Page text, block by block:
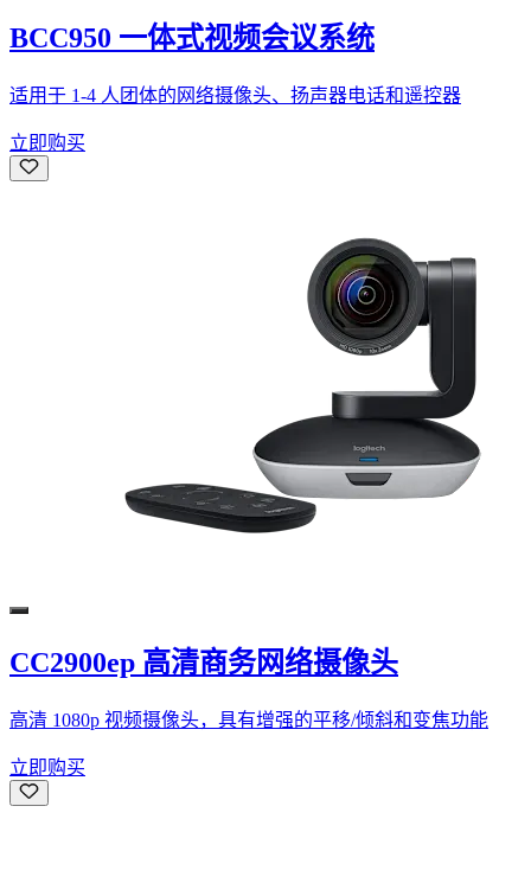
BCC950 一体式视频会议系统
适用于 1-4 人团体的网络摄像头、扬声器电话和遥控器
立即购买
CC2900ep 高清商务网络摄像头
高清 1080p 视频摄像头，具有增强的平移/倾斜和变焦功能
立即购买